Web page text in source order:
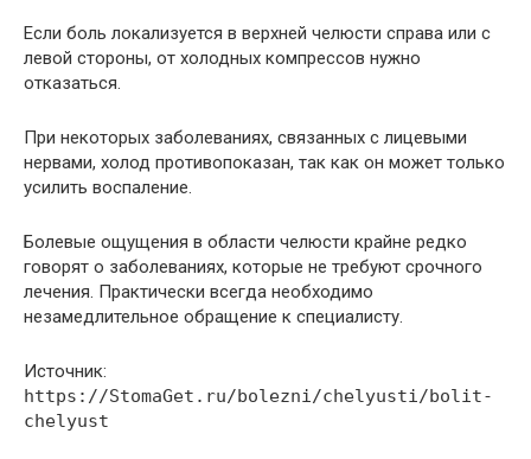
Если боль локализуется в верхней челюсти справа или с
левой стороны, от холодных компрессов нужно
отказаться.
При некоторых заболеваниях, связанных с лицевыми
нервами, холод противопоказан, так как он может только
усилить воспаление.
Болевые ощущения в области челюсти крайне редко
говорят о заболеваниях, которые не требуют срочного
лечения. Практически всегда необходимо
незамедлительное обращение к специалисту.
Источник:
https://StomaGet.ru/bolezni/chelyusti/bolit-
chelyust